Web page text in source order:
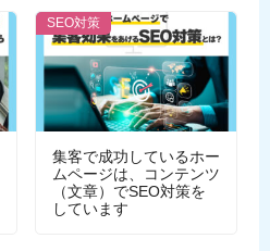
SEO対策
集客で成功しているホー
ムページは、コンテンツ
（文章）でSEO対策を
しています